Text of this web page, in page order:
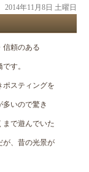
2014年11月8日 土曜日
信頼のある
す。
ポスティングを
いので驚き
で遊んでいた
が、昔の光景が